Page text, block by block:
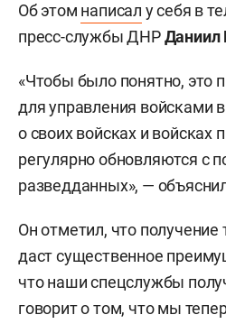
Об этом написал у себя в
пресс-службы ДНРДаниил
«Чтобы было понятно, это
для управления войсками
о своих войсках и войсках
регулярно обновляются с
разведданных», —
Он отметил, что
даст существенное
что наши спецслужбы
говорит о том, что мы